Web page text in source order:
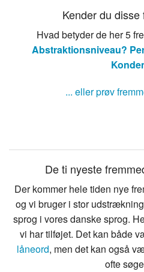
Kender du
Hvad betyder de her 5
Abstraktionsniveau?
... eller prøv
De ti nyeste
Der kommer hele tiden nye
og vi bruger i stor
sprog i vores danske sprog.
vi har tilføjet. Det kan både
låneord, men det kan også
ofte